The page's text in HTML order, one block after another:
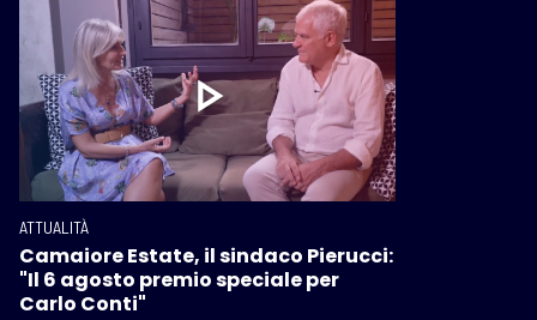
ATTUALITÀ
Camaiore Estate, il sindaco Pierucci:
"Il 6 agosto premio speciale per
Carlo Conti"